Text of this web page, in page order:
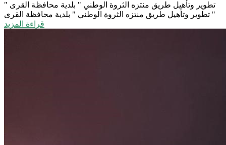
تطوير وتأهيل طريق منتزه الثروة الوطني " بلدية محافظة القرى "
تطوير وتأهيل طريق منتزه الثروة الوطني " بلدية محافظة القرى "
قراءة المزيد